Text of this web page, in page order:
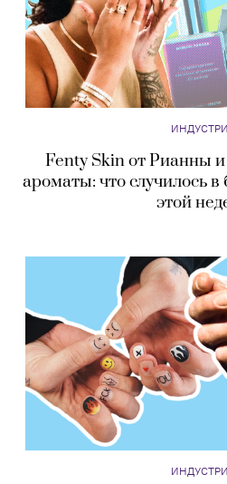
Fenty Skin от Рианны
ароматы: что случилось
этой